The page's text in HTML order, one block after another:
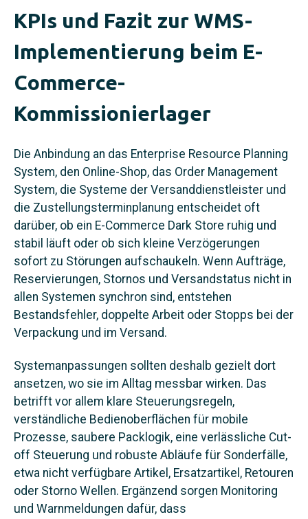
KPIs und Fazit zur WMS-
Implementierung beim E-
Commerce-
Kommissionierlager
Die Anbindung an das Enterprise Resource Planning
System, den Online-Shop, das Order Management
System, die Systeme der Versanddienstleister und
die Zustellungsterminplanung entscheidet oft
darüber, ob ein E-Commerce Dark Store ruhig und
stabil läuft oder ob sich kleine Verzögerungen
sofort zu Störungen aufschaukeln. Wenn Aufträge,
Reservierungen, Stornos und Versandstatus nicht in
allen Systemen synchron sind, entstehen
Bestandsfehler, doppelte Arbeit oder Stopps bei der
Verpackung und im Versand.
Systemanpassungen sollten deshalb gezielt dort
ansetzen, wo sie im Alltag messbar wirken. Das
betrifft vor allem klare Steuerungsregeln,
verständliche Bedienoberflächen für mobile
Prozesse, saubere Packlogik, eine verlässliche Cut-
off Steuerung und robuste Abläufe für Sonderfälle,
etwa nicht verfügbare Artikel, Ersatzartikel, Retouren
oder Storno Wellen. Ergänzend sorgen Monitoring
und Warnmeldungen dafür, dass